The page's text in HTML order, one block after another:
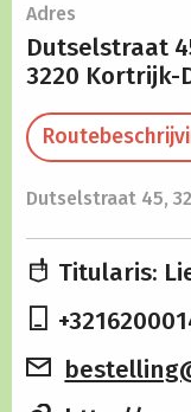
Adres
Dutselstraat
3220 Kortrijk-
Dutselstraat 45,
Titularis:
Maandag
Woensdag